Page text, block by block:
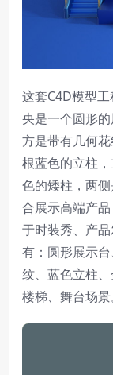
这套C4D模型
央是一个圆形
方是带有几何
根蓝色的立柱
色的矮柱，两
合展示高端产
于时装秀、产
有：圆形展示
纹、蓝色立柱
楼梯、舞台场景